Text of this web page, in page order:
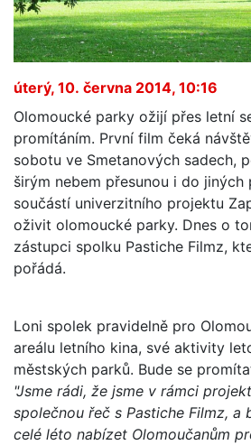
úterý, 10. června 2014, 10:16
Olomoucké parky ožijí přes letní
promítáním. První film čeká
sobotu ve Smetanových sadech,
širým nebem přesunou i do jiných
součástí univerzitního projektu
oživit olomoucké parky. Dnes o
zástupci spolku Pastiche Filmz,
pořádá.
Loni spolek pravidelně pro
areálu letního kina, své aktivity
městských parků. Bude se
"Jsme rádi, že jsme v rámci
společnou řeč s Pastiche Filmz, a
celé léto nabízet Olomoučanům